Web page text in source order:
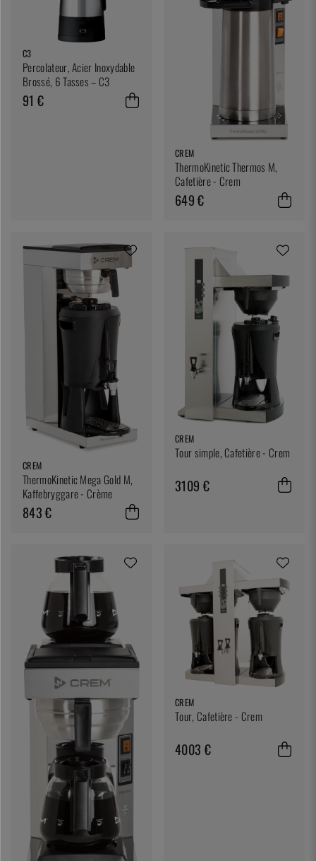
C3
Percolateur, Acier Inoxydable
Brossé, 6 Tasses – C3
91 €
CREM
ThermoKinetic Thermos M,
Cafetière - Crem
649 €
CREM
ThermoKinetic Mega Gold M,
Kaffebryggare - Crème
843 €
CREM
Tour simple, Cafetière - Crem
3109 €
CREM
Tour, Cafetière - Crem
4003 €